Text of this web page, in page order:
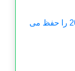
بانک توسعه آسیایی 1.5 درصد کره 2023 را حفظ می